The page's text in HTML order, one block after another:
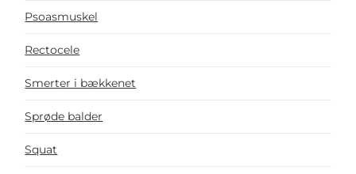
Psoasmuskel
Rectocele
Smerter i bækkenet
Sprøde balder
Squat